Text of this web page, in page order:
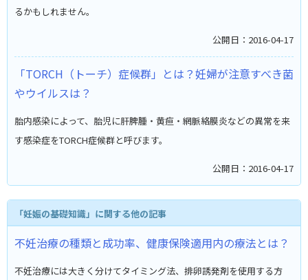
るかもしれません。
公開日：2016-04-17
「TORCH（トーチ）症候群」とは？妊婦が注意すべき菌
やウイルスは？
胎内感染によって、胎児に肝脾腫・黄疸・網脈絡膜炎などの異常を来
す感染症をTORCH症候群と呼びます。
公開日：2016-04-17
「妊娠の基礎知識」に関する他の記事
不妊治療の種類と成功率、健康保険適用内の療法とは？
不妊治療には大きく分けてタイミング法、排卵誘発剤を使用する方